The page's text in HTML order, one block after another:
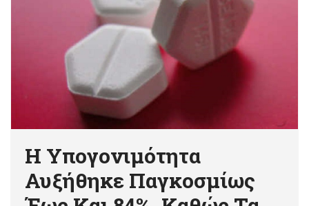
Η Υπογονιμότητα
Αυξήθηκε Παγκοσμίως